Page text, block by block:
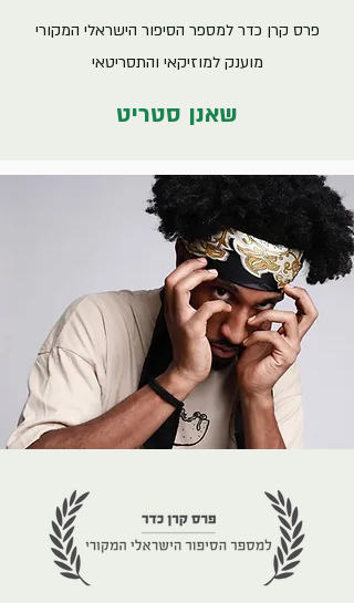
פרס קרן כדר למספר הסיפור הישראלי המקורי
מוענק למוזיקאי והתסריטאי
שאנן סטריט